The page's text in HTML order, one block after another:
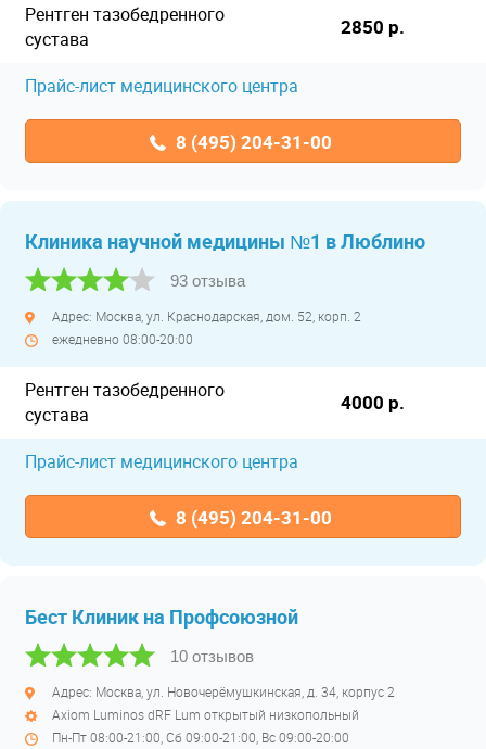
Рентген тазобедренного
сустава
2850 р.
Прайс-лист медицинского центра
8 (495) 204-31-00
Клиника научной медицины №1 в Люблино
93 отзыва
Адрес: Москва, ул. Краснодарская, дом. 52, корп. 2
ежедневно 08:00-20:00
Рентген тазобедренного
сустава
4000 р.
Прайс-лист медицинского центра
8 (495) 204-31-00
Бест Клиник на Профсоюзной
10 отзывов
Адрес: Москва, ул. Новочерёмушкинская, д. 34, корпус 2
Axiom Luminos dRF Lum открытый низкопольный
Пн-Пт 08:00-21:00, Сб 09:00-21:00, Вс 09:00-20:00